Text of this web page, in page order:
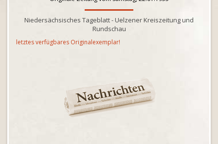
Niedersächsisches Tageblatt - Uelzener Kreiszeitung und
Rundschau
letztes verfügbares Originalexemplar!